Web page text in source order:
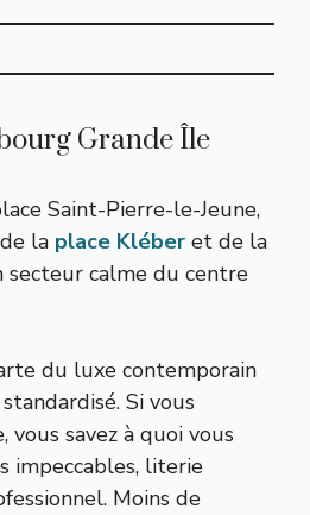
Grande Île
Saint-Pierre-le-Jeune,
la place Kléber et de la
secteur calme du centre
du luxe contemporain
Si vous
vous savez à quoi vous
impeccables, literie
Moins de